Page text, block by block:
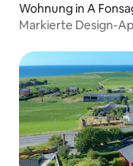
Wohnung in A
Markierte Design-